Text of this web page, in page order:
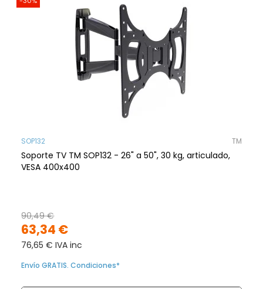
SOP132 TM
Soporte TV TM SOP132 - 26" a 50", 30 kg, articulado,
VESA 400x400
63,34 €
90,49 €
76,65 € IVA inc
Envío GRATIS. Condiciones*